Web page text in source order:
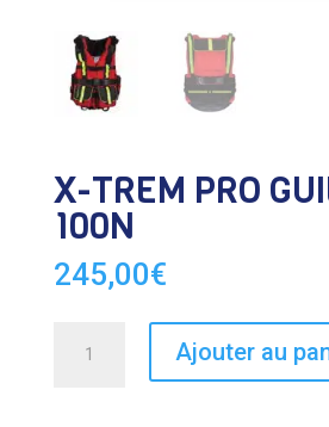
X-TREM PRO
100N
245,00€
Ajouter au